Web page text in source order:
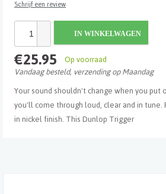
Schrijf een review
IN WINKELWAGEN
€25.95
Op voorraad
Vandaag besteld, verzending op Maandag
Your sound shouldn't change when you put
you'll come through loud, clear and in tune.
in nickel finish. This Dunlop Trigger